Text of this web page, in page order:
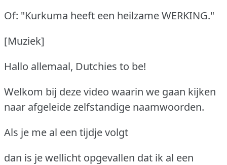
Of: "Kurkuma heeft een heilzame WERKING."
[Muziek]
Hallo allemaal, Dutchies to be!
Welkom bij deze video waarin we gaan kijken
naar afgeleide zelfstandige naamwoorden.
Als je me al een tijdje volgt
dan is je wellicht opgevallen dat ik al een